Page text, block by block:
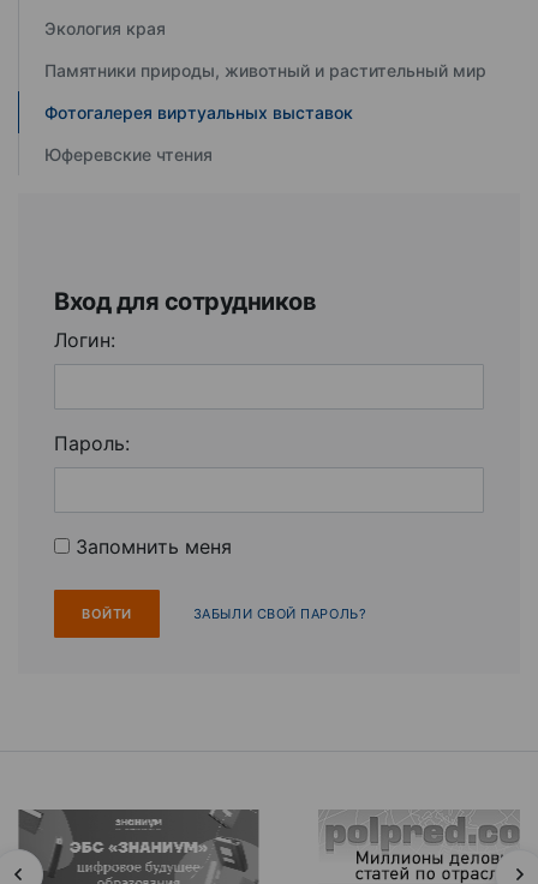
Экология края
Памятники природы, животный и растительный мир
Фотогалерея виртуальных выставок
Юферевские чтения
Вход для сотрудников
Логин:
Пароль:
Запомнить меня
ЗАБЫЛИ СВОЙ ПАРОЛЬ?